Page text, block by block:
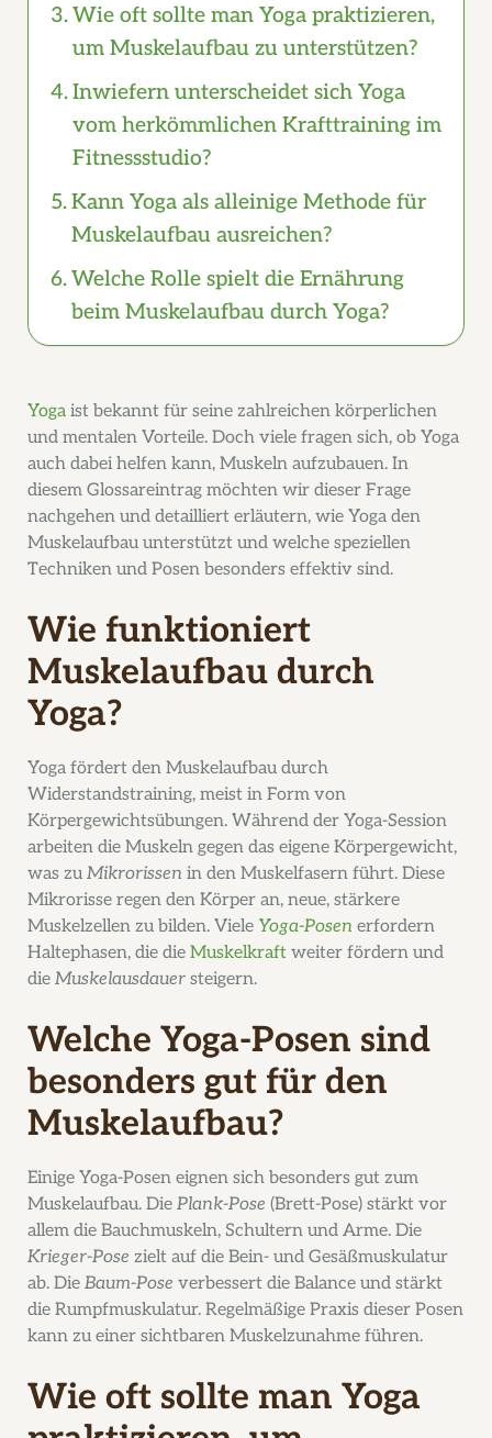
Wie oft sollte man Yoga praktizieren,
um Muskelaufbau zu unterstützen?
Inwiefern unterscheidet sich Yoga
vom herkömmlichen Krafttraining im
Fitnessstudio?
Kann Yoga als alleinige Methode für
Muskelaufbau ausreichen?
Welche Rolle spielt die Ernährung
beim Muskelaufbau durch Yoga?
Yoga ist bekannt für seine zahlreichen körperlichen
und mentalen Vorteile. Doch viele fragen sich, ob Yoga
auch dabei helfen kann, Muskeln aufzubauen. In
diesem Glossareintrag möchten wir dieser Frage
nachgehen und detailliert erläutern, wie Yoga den
Muskelaufbau unterstützt und welche speziellen
Techniken und Posen besonders effektiv sind.
Wie funktioniert
Muskelaufbau durch
Yoga?
Yoga fördert den Muskelaufbau durch
Widerstandstraining, meist in Form von
Körpergewichtsübungen. Während der Yoga-Session
arbeiten die Muskeln gegen das eigene Körpergewicht,
was zu Mikrorissen in den Muskelfasern führt. Diese
Mikrorisse regen den Körper an, neue, stärkere
Muskelzellen zu bilden. Viele Yoga-Posen erfordern
Haltephasen, die die Muskelkraft weiter fördern und
die Muskelausdauer steigern.
Welche Yoga-Posen sind
besonders gut für den
Muskelaufbau?
Einige Yoga-Posen eignen sich besonders gut zum
Muskelaufbau. Die Plank-Pose (Brett-Pose) stärkt vor
allem die Bauchmuskeln, Schultern und Arme. Die
Krieger-Pose zielt auf die Bein- und Gesäßmuskulatur
ab. Die Baum-Pose verbessert die Balance und stärkt
die Rumpfmuskulatur. Regelmäßige Praxis dieser Posen
kann zu einer sichtbaren Muskelzunahme führen.
Wie oft sollte man Yoga